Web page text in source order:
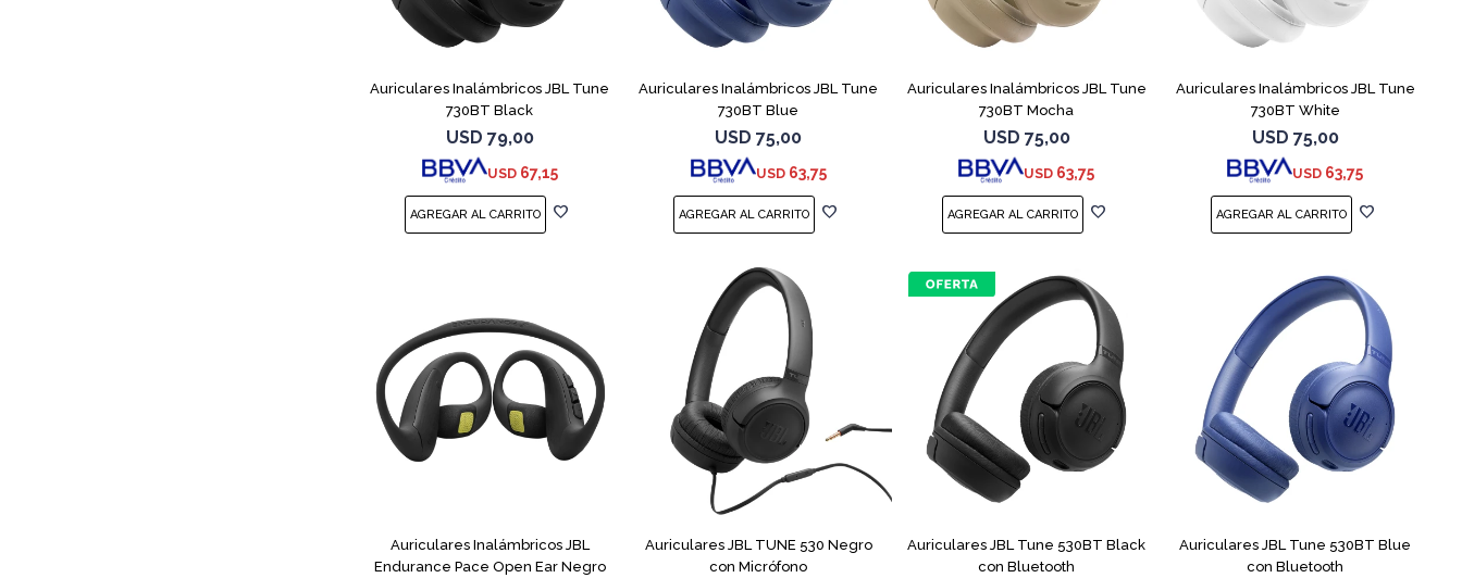
Auriculares Inalámbricos JBL Tune
730BT Black
USD 79,00
USD 67,15
Auriculares Inalámbricos JBL Tune
730BT Blue
USD 75,00
USD 63,75
Auriculares Inalámbricos JBL Tune
730BT Mocha
USD 75,00
USD 63,75
Auriculares Inalámbricos JBL Tune
730BT White
USD 75,00
USD 63,75
Auriculares Inalámbricos JBL
Endurance Pace Open Ear Negro
Auriculares JBL TUNE 530 Negro
con Micrófono
Auriculares JBL Tune 530BT Black
con Bluetooth
Auriculares JBL Tune 530BT Blue
con Bluetooth